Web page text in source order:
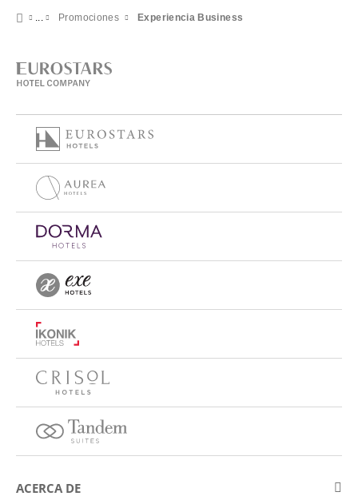
Promociones Experiencia Business
ACERCA DE